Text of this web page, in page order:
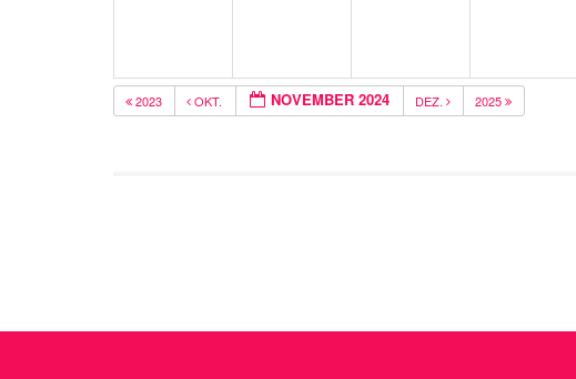
2023 OKT. NOVEMBER 2024 DEZ. 2025